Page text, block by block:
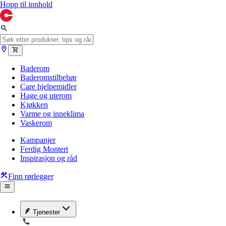
Hopp til innhold
Baderom
Baderomstilbehør
Care hjelpemidler
Hage og uterom
Kjøkken
Varme og inneklima
Vaskerom
Kampanjer
Ferdig Montert
Inspirasjon og råd
Finn rørlegger
Tjenester